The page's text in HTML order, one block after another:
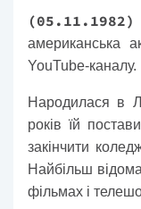
американська
YouTube-каналу.
Народилася в
років їй
закінчити
Найбільш
фільмах і